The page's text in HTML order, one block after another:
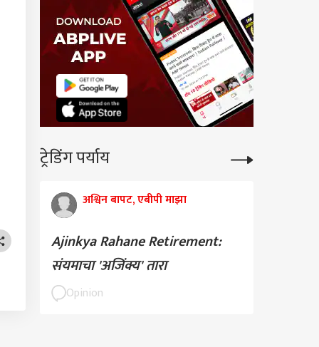
ट्रेडिंग पर्याय
अश्विन बापट, एबीपी माझा
Ajinkya Rahane Retirement:
संयमाचा 'अजिंक्य' तारा
Opinion